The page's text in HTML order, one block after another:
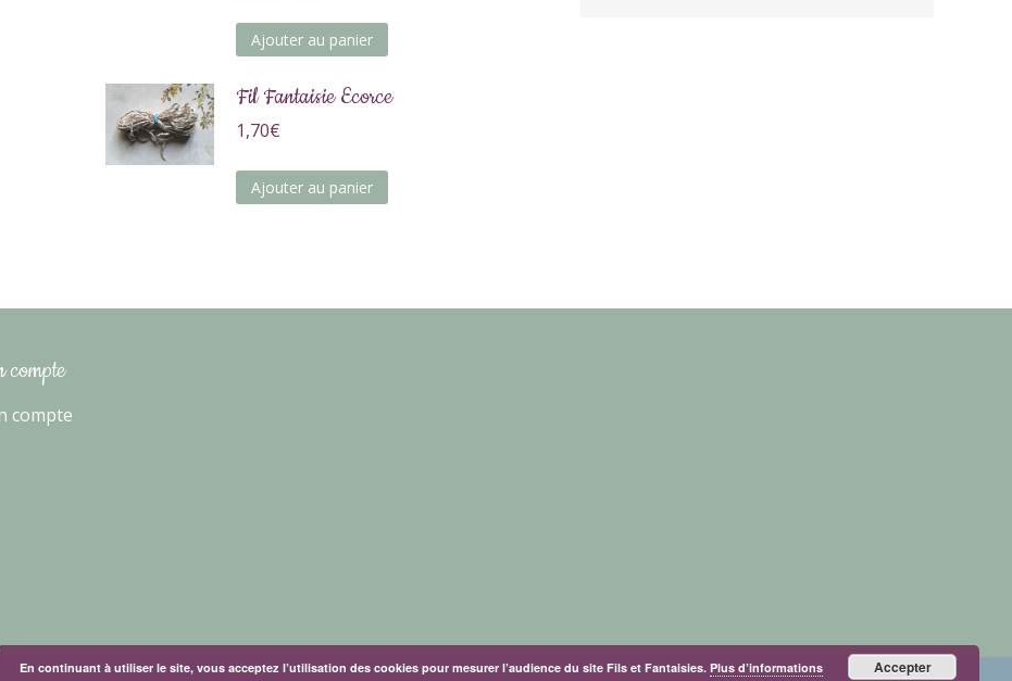
sur 5
Ajouter au panier
Fil Fantaisie Ecorce
1,70€
Ajouter au panier
compte
compte
En continuant à utiliser le site, vous acceptez l’utilisation des cookies pour mesurer l’audience du site Fils et Fantaisies. Plus d’informations Accepter